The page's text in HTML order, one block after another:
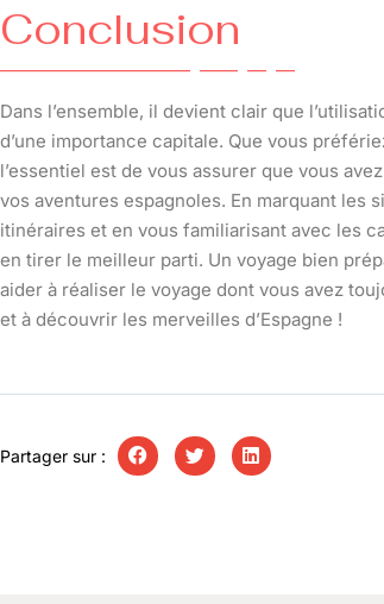
Conclusion
Dans l’ensemble, il devient clair que
d’une importance capitale. Que vous
l’essentiel est de vous assurer que vous
vos aventures espagnoles. En marquant les
itinéraires et en vous familiarisant avec les
en tirer le meilleur parti. Un voyage bien
aider à réaliser le voyage dont vous avez
et à découvrir les merveilles d’Espagne !
Partager sur :